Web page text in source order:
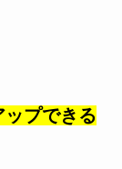
プできる